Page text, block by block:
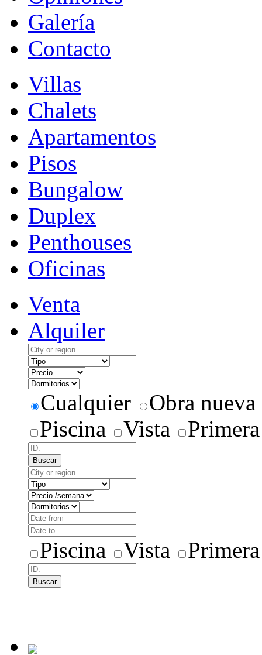
Galería
Contacto
Villas
Chalets
Apartamentos
Pisos
Bungalow
Duplex
Penthouses
Oficinas
Venta
Alquiler
Cualquier
Obra nueva
Piscina
Vista
Buscar
Piscina Vista
Buscar